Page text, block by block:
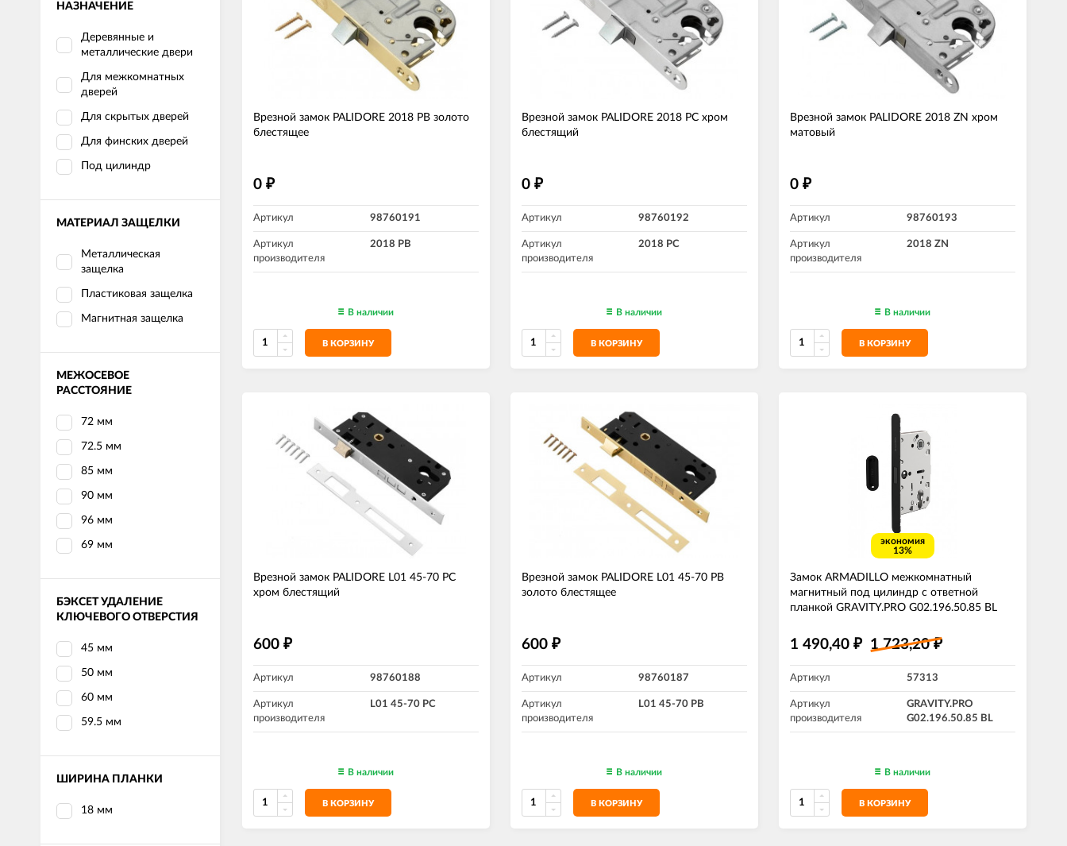
НАЗНАЧЕНИЕ
Деревянные и
металлические двери
Для межкомнатных
дверей
Для скрытых дверей
Для финских дверей
Под цилиндр
МАТЕРИАЛ ЗАЩЕЛКИ
Металлическая
защелка
Пластиковая защелка
Магнитная защелка
МЕЖОСЕВОЕ
РАССТОЯНИЕ
72 мм
72.5 мм
85 мм
90 мм
96 мм
69 мм
БЭКСЕТ УДАЛЕНИЕ
КЛЮЧЕВОГО ОТВЕРСТИЯ
45 мм
50 мм
60 мм
59.5 мм
ШИРИНА ПЛАНКИ
18 мм
Врезной замок PALIDORE 2018 PB золото
блестящее
0 ₽
Артикул 98760191
Артикул
производителя
2018 PB
В наличии
В КОРЗИНУ
Врезной замок PALIDORE 2018 PC хром
блестящий
0 ₽
Артикул 98760192
Артикул
производителя
2018 PC
В наличии
В КОРЗИНУ
Врезной замок PALIDORE 2018 ZN хром
матовый
0 ₽
Артикул 98760193
Артикул
производителя
2018 ZN
В наличии
В КОРЗИНУ
Врезной замок PALIDORE L01 45-70 PC
хром блестящий
600 ₽
Артикул 98760188
Артикул
производителя
L01 45-70 PC
В наличии
В КОРЗИНУ
Врезной замок PALIDORE L01 45-70 РВ
золото блестящее
600 ₽
Артикул 98760187
Артикул
производителя
L01 45-70 РВ
В наличии
В КОРЗИНУ
экономия
13%
Замок ARMADILLO межкомнатный
магнитный под цилиндр с ответной
планкой GRAVITY.PRO G02.196.50.85 BL
1 490,40 ₽ 1 723,20₽
Артикул 57313
Артикул
производителя
GRAVITY.PRO
G02.196.50.85 BL
В наличии
В КОРЗИНУ